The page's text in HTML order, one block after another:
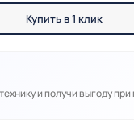
Купить в 1 клик
и получи выгоду при